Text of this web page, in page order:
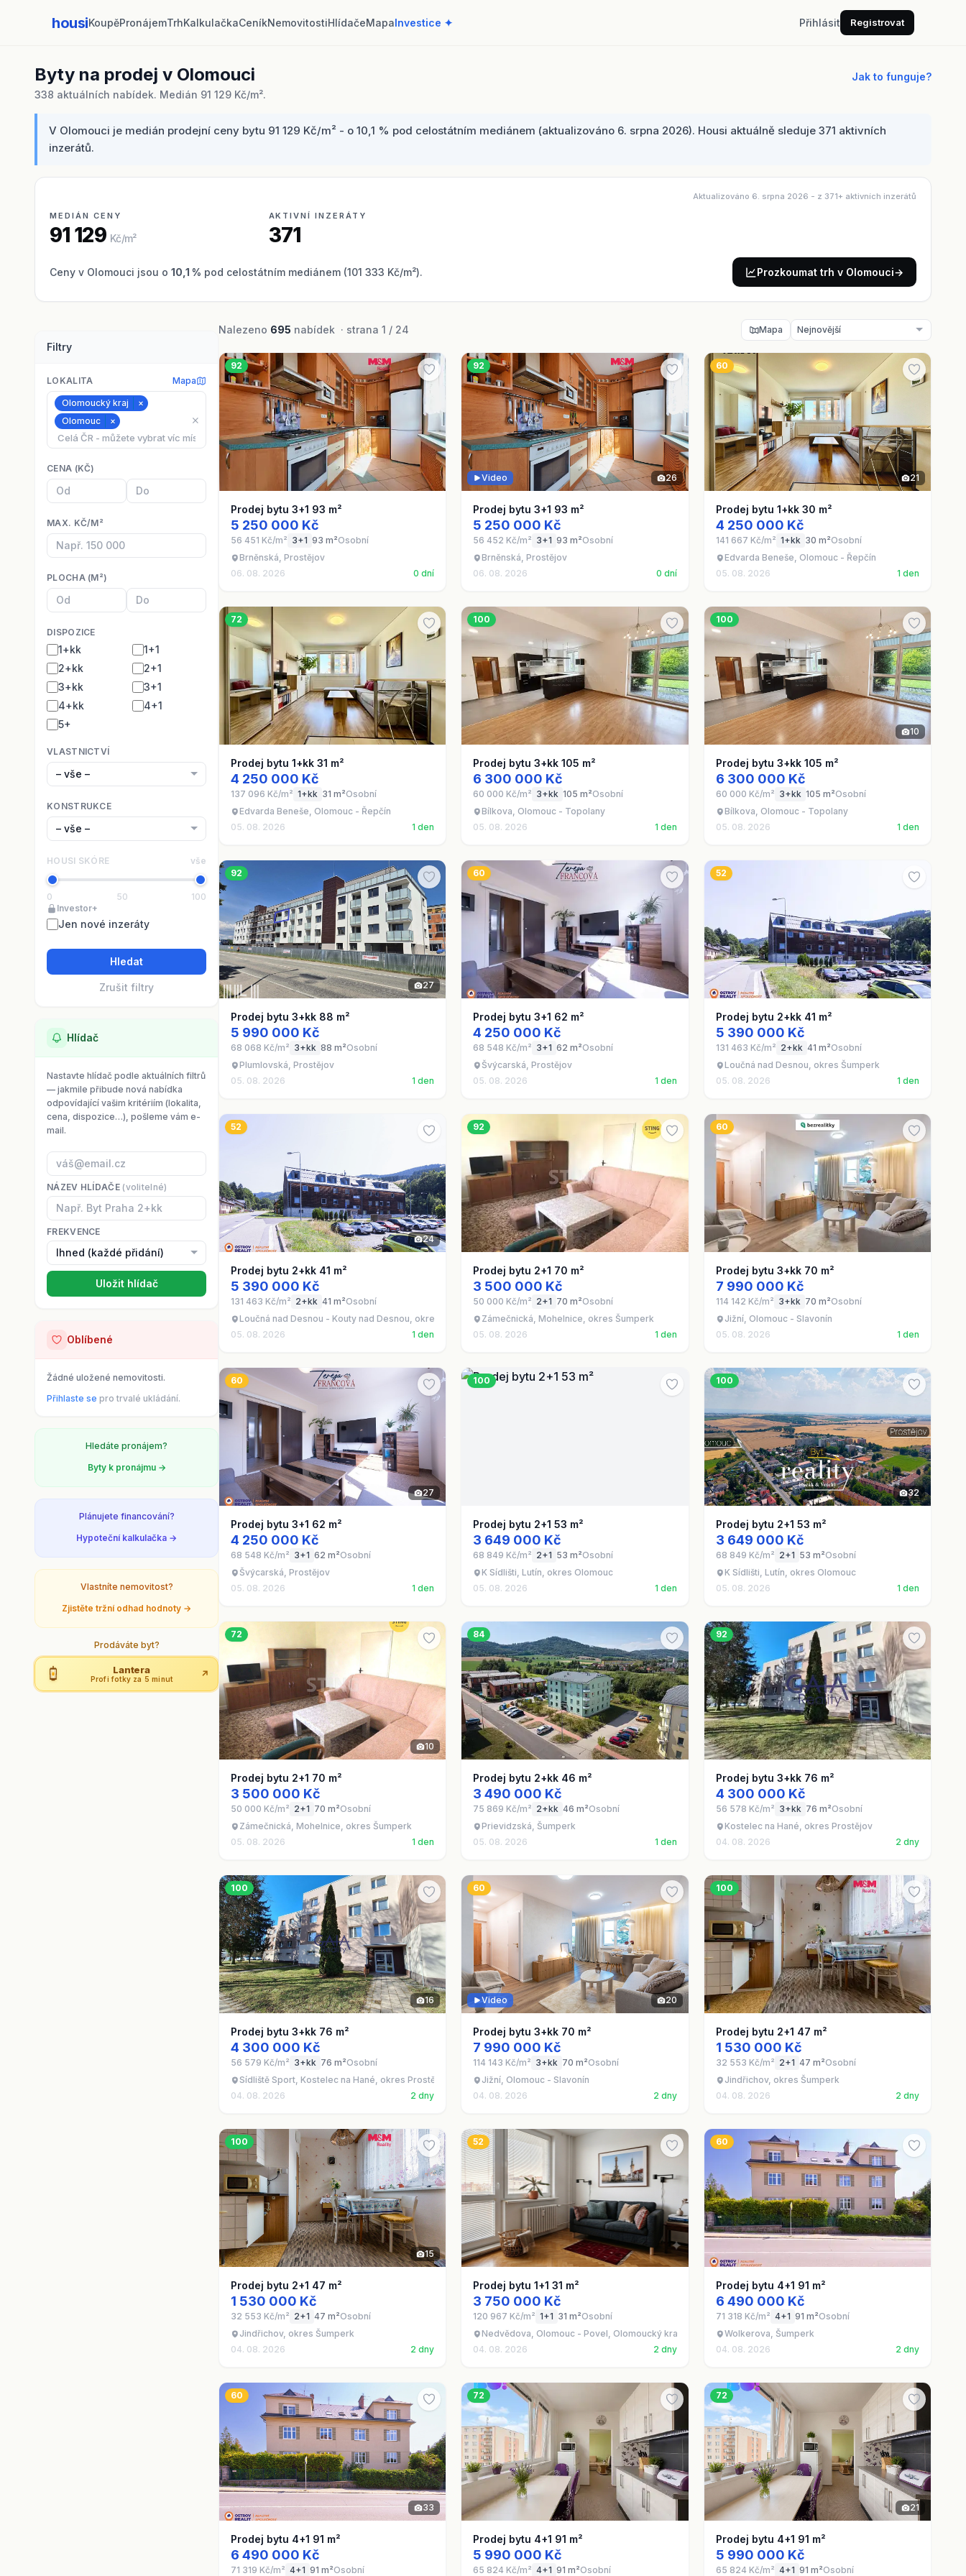
housiKoupěPronájemTrhKalkulačkaCeníkNemovitostiHlídačeMapaInvestice ✦ Přihlásit Registrovat
Byty na prodej v Olomouci
Jak to funguje?
338 aktuálních nabídek. Medián 91 129 Kč/m².
V Olomouci je medián prodejní ceny bytu 91 129 Kč/m² - o 10,1 % pod celostátním mediánem (aktualizováno 6. srpna 2026). Housi aktuálně sleduje 371 aktivních
inzerátů.
Aktualizováno 6. srpna 2026 - z 371+ aktivních inzerátů
MEDIÁN CENY
91 129 Kč/m²
AKTIVNÍ INZERÁTY
371
Ceny v Olomouci jsou o 10,1 % pod celostátním mediánem (101 333 Kč/m²). Prozkoumat trh v Olomouci→
Filtry
LOKALITA Mapa
Olomoucký kraj
×
Olomouc
× ⨯
CENA (KČ)
MAX. KČ/M²
PLOCHA (M²)
DISPOZICE
1+kk
1+1
2+kk
2+1
3+kk
3+1
4+kk
4+1
5+
VLASTNICTVÍ
KONSTRUKCE
HOUSI SKÓRE vše
0 50
100
Investor+
Jen nové inzeráty
Hledat
Zrušit filtry
Hlídač
Nastavte hlídač podle aktuálních filtrů
— jakmile přibude nová nabídka
odpovídající vašim kritériím (lokalita,
cena, dispozice…), pošleme vám e-
mail.
NÁZEV HLÍDAČE (volitelné)
FREKVENCE
Uložit hlídač
Oblíbené
Žádné uložené nemovitosti.
Přihlaste se pro trvalé ukládání.
Hledáte pronájem?
Byty k pronájmu →
Plánujete financování?
Hypoteční kalkulačka →
Vlastníte nemovitost?
Zjistěte tržní odhad hodnoty →
Prodáváte byt?
Lantera
Profi fotky za 5 minut ↗
Nalezeno 695 nabídek · strana 1 / 24 Mapa
92
Prodej bytu 3+1 93 m²
5 250 000 Kč
56 451 Kč/m² 3+1 93 m²Osobní
Brněnská, Prostějov
06. 08. 2026
0 dní
92
26
Video
Prodej bytu 3+1 93 m²
5 250 000 Kč
56 452 Kč/m² 3+1 93 m²Osobní
Brněnská, Prostějov
06. 08. 2026
0 dní
60
21
Prodej bytu 1+kk 30 m²
4 250 000 Kč
141 667 Kč/m² 1+kk 30 m²Osobní
Edvarda Beneše, Olomouc - Řepčín
05. 08. 2026
1 den
72
Prodej bytu 1+kk 31 m²
4 250 000 Kč
137 096 Kč/m² 1+kk 31 m²Osobní
Edvarda Beneše, Olomouc - Řepčín
05. 08. 2026
1 den
100
Prodej bytu 3+kk 105 m²
6 300 000 Kč
60 000 Kč/m² 3+kk 105 m²Osobní
Bílkova, Olomouc - Topolany
05. 08. 2026
1 den
100
10
Prodej bytu 3+kk 105 m²
6 300 000 Kč
60 000 Kč/m² 3+kk 105 m²Osobní
Bílkova, Olomouc - Topolany
05. 08. 2026
1 den
92
27
Prodej bytu 3+kk 88 m²
5 990 000 Kč
68 068 Kč/m² 3+kk 88 m²Osobní
Plumlovská, Prostějov
05. 08. 2026
1 den
60
Prodej bytu 3+1 62 m²
4 250 000 Kč
68 548 Kč/m² 3+1 62 m²Osobní
Švýcarská, Prostějov
05. 08. 2026
1 den
52
Prodej bytu 2+kk 41 m²
5 390 000 Kč
131 463 Kč/m² 2+kk 41 m²Osobní
Loučná nad Desnou, okres Šumperk
05. 08. 2026
1 den
52
24
Prodej bytu 2+kk 41 m²
5 390 000 Kč
131 463 Kč/m² 2+kk 41 m²Osobní
Loučná nad Desnou - Kouty nad Desnou, okres Šumperk
05. 08. 2026
1 den
92
Prodej bytu 2+1 70 m²
3 500 000 Kč
50 000 Kč/m² 2+1 70 m²Osobní
Zámečnická, Mohelnice, okres Šumperk
05. 08. 2026
1 den
60
Prodej bytu 3+kk 70 m²
7 990 000 Kč
114 142 Kč/m² 3+kk 70 m²Osobní
Jižní, Olomouc - Slavonín
05. 08. 2026
1 den
60
27
Prodej bytu 3+1 62 m²
4 250 000 Kč
68 548 Kč/m² 3+1 62 m²Osobní
Švýcarská, Prostějov
05. 08. 2026
1 den
100
Prodej bytu 2+1 53 m²
3 649 000 Kč
68 849 Kč/m² 2+1 53 m²Osobní
K Sídlišti, Lutín, okres Olomouc
05. 08. 2026
1 den
100
32
Prodej bytu 2+1 53 m²
3 649 000 Kč
68 849 Kč/m² 2+1 53 m²Osobní
K Sídlišti, Lutín, okres Olomouc
05. 08. 2026
1 den
72
10
Prodej bytu 2+1 70 m²
3 500 000 Kč
50 000 Kč/m² 2+1 70 m²Osobní
Zámečnická, Mohelnice, okres Šumperk
05. 08. 2026
1 den
84
Prodej bytu 2+kk 46 m²
3 490 000 Kč
75 869 Kč/m² 2+kk 46 m²Osobní
Prievidzská, Šumperk
05. 08. 2026
1 den
92
Prodej bytu 3+kk 76 m²
4 300 000 Kč
56 578 Kč/m² 3+kk 76 m²Osobní
Kostelec na Hané, okres Prostějov
04. 08. 2026
2 dny
100
16
Prodej bytu 3+kk 76 m²
4 300 000 Kč
56 579 Kč/m² 3+kk 76 m²Osobní
Sídliště Sport, Kostelec na Hané, okres Prostějov
04. 08. 2026
2 dny
60
20
Video
Prodej bytu 3+kk 70 m²
7 990 000 Kč
114 143 Kč/m² 3+kk 70 m²Osobní
Jižní, Olomouc - Slavonín
04. 08. 2026
2 dny
100
Prodej bytu 2+1 47 m²
1 530 000 Kč
32 553 Kč/m² 2+1 47 m²Osobní
Jindřichov, okres Šumperk
04. 08. 2026
2 dny
100
15
Prodej bytu 2+1 47 m²
1 530 000 Kč
32 553 Kč/m² 2+1 47 m²Osobní
Jindřichov, okres Šumperk
04. 08. 2026
2 dny
52
Prodej bytu 1+1 31 m²
3 750 000 Kč
120 967 Kč/m² 1+1 31 m²Osobní
Nedvědova, Olomouc - Povel, Olomoucký kraj
04. 08. 2026
2 dny
60
Prodej bytu 4+1 91 m²
6 490 000 Kč
71 318 Kč/m² 4+1 91 m²Osobní
Wolkerova, Šumperk
04. 08. 2026
2 dny
60
33
Prodej bytu 4+1 91 m²
6 490 000 Kč
71 319 Kč/m² 4+1 91 m²Osobní
72
Prodej bytu 4+1 91 m²
5 990 000 Kč
65 824 Kč/m² 4+1 91 m²Osobní
72
21
Prodej bytu 4+1 91 m²
5 990 000 Kč
65 824 Kč/m² 4+1 91 m²Osobní